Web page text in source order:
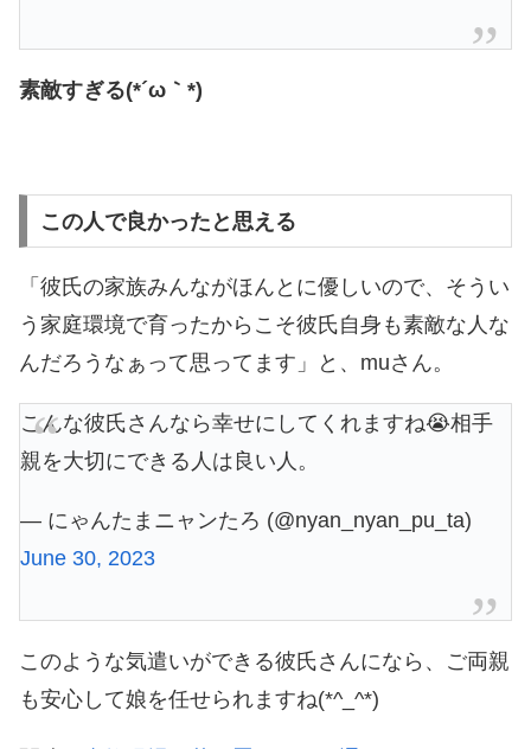
素敵すぎる(*´ω｀*)
この人で良かったと思える
「彼氏の家族みんながほんとに優しいので、そうい
う家庭環境で育ったからこそ彼氏自身も素敵な人な
んだろうなぁって思ってます」と、muさん。
こんな彼氏さんなら幸せにしてくれますね😭相手
親を大切にできる人は良い人。
— にゃんたまニャンたろ (@nyan_nyan_pu_ta)
June 30, 2023
このような気遣いができる彼氏さんになら、ご両親
も安心して娘を任せられますね(*^_^*)